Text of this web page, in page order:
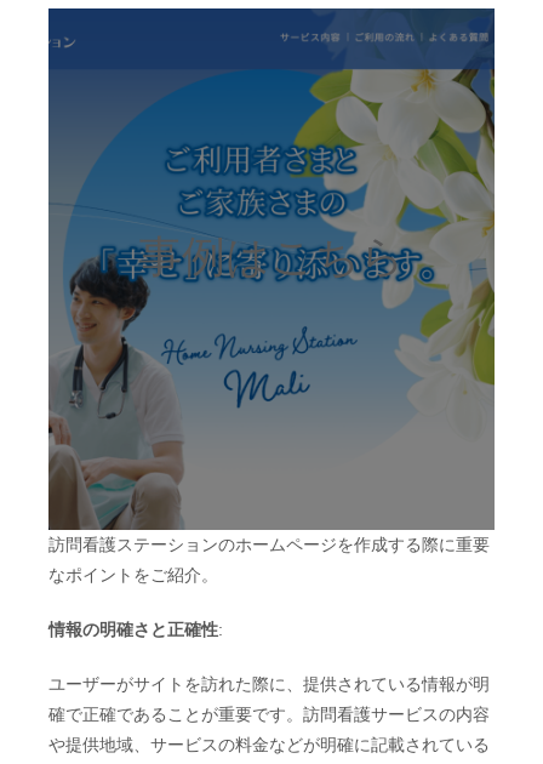
事例はこちら
訪問看護ステーションのホームページを作成する際に重要
なポイントをご紹介。
情報の明確さと正確性:
ユーザーがサイトを訪れた際に、提供されている情報が明
確で正確であることが重要です。訪問看護サービスの内容
や提供地域、サービスの料金などが明確に記載されている